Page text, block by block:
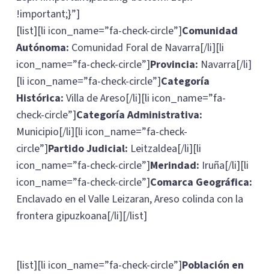
!important;}”]
[list][li icon_name=”fa-check-circle”]Comunidad
Autónoma: Comunidad Foral de Navarra[/li][li
icon_name=”fa-check-circle”]Provincia: Navarra[/li]
[li icon_name=”fa-check-circle”]Categoría
Histórica: Villa de Areso[/li][li icon_name=”fa-
check-circle”]Categoría Administrativa:
Municipio[/li][li icon_name=”fa-check-
circle”]Partido Judicial: Leitzaldea[/li][li
icon_name=”fa-check-circle”]Merindad: Iruña[/li][li
icon_name=”fa-check-circle”]Comarca Geográfica:
Enclavado en el Valle Leizaran, Areso colinda con la
frontera gipuzkoana[/li][/list]
[list][li icon_name=”fa-check-circle”]Población en